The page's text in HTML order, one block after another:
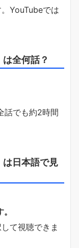
YouTubeでは
全何話？
話でも約2時間
は日本語で見
て視聴できま